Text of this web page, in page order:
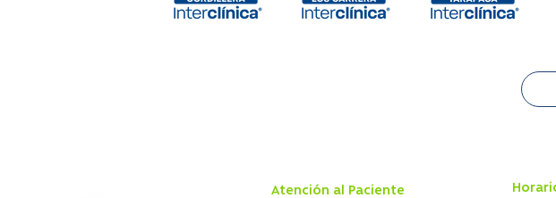
Atención al Paciente